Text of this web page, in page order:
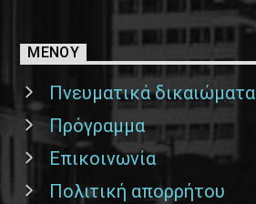
ΜΕΝΟΥ
Πνευματικά δικαιώματα
Πρόγραμμα
Επικοινωνία
Πολιτική απορρήτου